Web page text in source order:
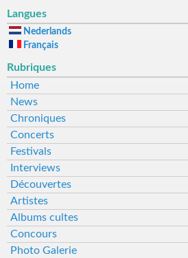
Langues
Nederlands
Français
Rubriques
Home
News
Chroniques
Concerts
Festivals
Interviews
Découvertes
Artistes
Albums cultes
Concours
Photo Galerie